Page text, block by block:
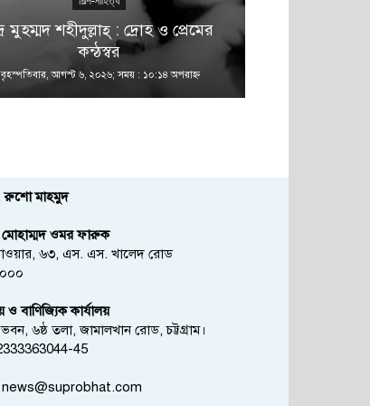
মুহম্মদ শহীদুল্লাহ্ : দ্রোহ ও প্রেমের
কন্ঠস্বর
বৃহস্পতিবার, আগস্ট ৬, ২০২৬; সময় : ১০:১৪ অপরাহ্ণ
রুশো মাহমুদ
মোহাম্মদ ওমর ফারুক
৬৩, এস. এস. খালেদ রোড
ও বাণিজ্যিক কার্যালয়
ভবন, ৬ষ্ঠ তলা, জামালখান রোড, চট্টগ্রাম।
45
news@suprobhat.com